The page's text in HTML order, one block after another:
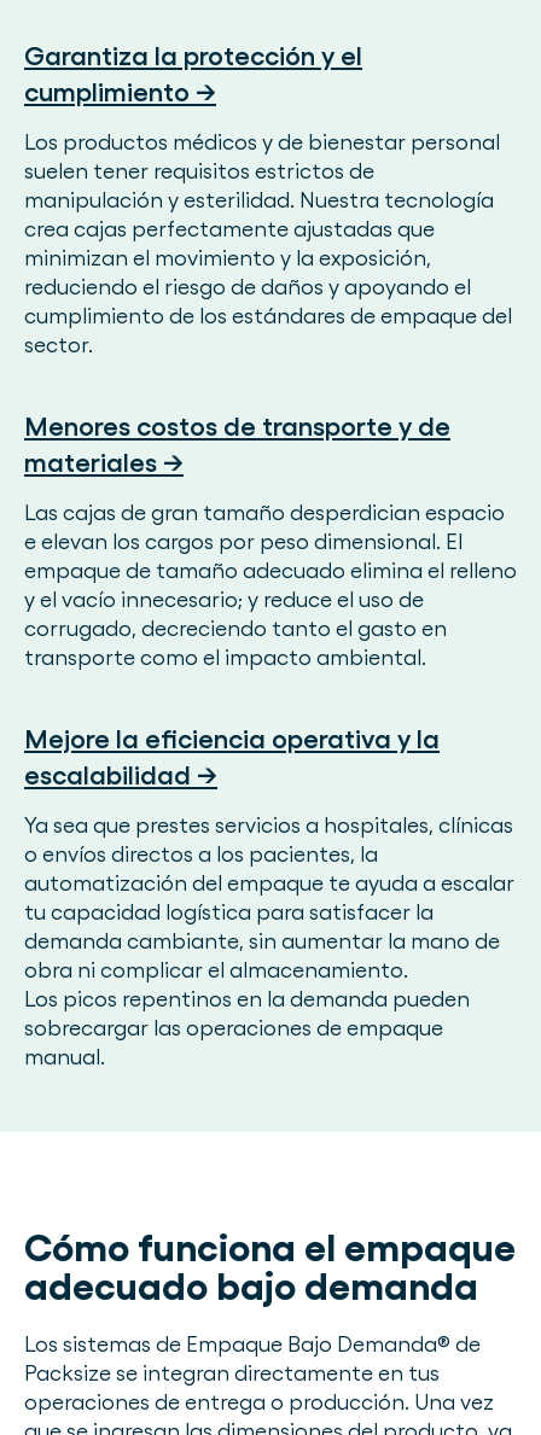
Garantiza la protección y el
cumplimiento →
Los productos médicos y de bienestar personal
suelen tener requisitos estrictos de
manipulación y esterilidad. Nuestra tecnología
crea cajas perfectamente ajustadas que
minimizan el movimiento y la exposición,
reduciendo el riesgo de daños y apoyando el
cumplimiento de los estándares de empaque del
sector.
Menores costos de transporte y de
materiales →
Las cajas de gran tamaño desperdician espacio
e elevan los cargos por peso dimensional. El
empaque de tamaño adecuado elimina el relleno
y el vacío innecesario; y reduce el uso de
corrugado, decreciendo tanto el gasto en
transporte como el impacto ambiental.
Mejore la eficiencia operativa y la
escalabilidad →
Ya sea que prestes servicios a hospitales, clínicas
o envíos directos a los pacientes, la
automatización del empaque te ayuda a escalar
tu capacidad logística para satisfacer la
demanda cambiante, sin aumentar la mano de
obra ni complicar el almacenamiento.
Los picos repentinos en la demanda pueden
sobrecargar las operaciones de empaque
manual.
Cómo funciona el empaque
adecuado bajo demanda
Los sistemas de Empaque Bajo Demanda® de
Packsize se integran directamente en tus
operaciones de entrega o producción. Una vez